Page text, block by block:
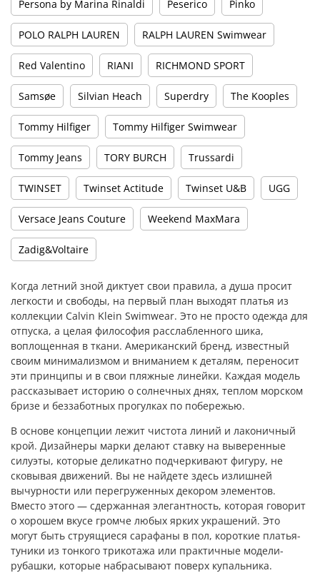
Persona by Marina Rinaldi Peserico Pinko
POLO RALPH LAUREN RALPH LAUREN Swimwear
Red Valentino RIANI RICHMOND SPORT
Samsøe Silvian Heach Superdry The Kooples
Tommy Hilfiger Tommy Hilfiger Swimwear
Tommy Jeans TORY BURCH Trussardi
TWINSET Twinset Actitude Twinset U&B UGG
Versace Jeans Couture Weekend MaxMara
Zadig&Voltaire
Когда летний зной диктует свои правила, а душа просит
легкости и свободы, на первый план выходят платья из
коллекции Calvin Klein Swimwear. Это не просто одежда для
отпуска, а целая философия расслабленного шика,
воплощенная в ткани. Американский бренд, известный
своим минимализмом и вниманием к деталям, переносит
эти принципы и в свои пляжные линейки. Каждая модель
рассказывает историю о солнечных днях, теплом морском
бризе и беззаботных прогулках по побережью.
В основе концепции лежит чистота линий и лаконичный
крой. Дизайнеры марки делают ставку на выверенные
силуэты, которые деликатно подчеркивают фигуру, не
сковывая движений. Вы не найдете здесь излишней
вычурности или перегруженных декором элементов.
Вместо этого — сдержанная элегантность, которая говорит
о хорошем вкусе громче любых ярких украшений. Это
могут быть струящиеся сарафаны в пол, короткие платья-
туники из тонкого трикотажа или практичные модели-
рубашки, которые набрасывают поверх купальника.